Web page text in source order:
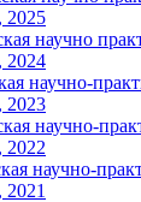
2025
научно
2024
научно-
2023
научно-
2022
научно-
2021